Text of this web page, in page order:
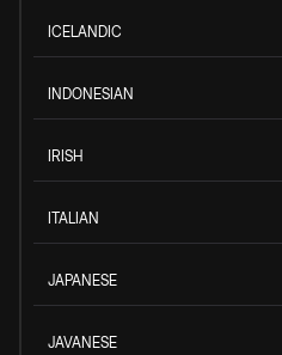
ICELANDIC
INDONESIAN
IRISH
ITALIAN
JAPANESE
JAVANESE